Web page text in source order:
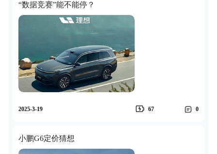
“数据竞赛”能不能停？
2025-3-19 67 0
小鹏G6定价猜想